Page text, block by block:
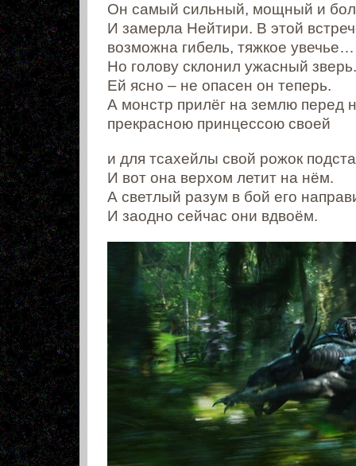
Он самый сильный, мощный и
И замерла Нейтири. В этой
возможна гибель, тяжкое увечье…
Но голову склонил ужасный зверь.
Ей ясно – не опасен он теперь.
А монстр прилёг на землю перед
прекрасною принцессою своей
и для тсахейлы свой рожок
И вот она верхом летит на нём.
А светлый разум в бой его
И заодно сейчас они вдвоём.